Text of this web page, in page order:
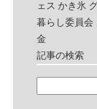
ェス かき氷
暮らし委員会
金
記事の検索